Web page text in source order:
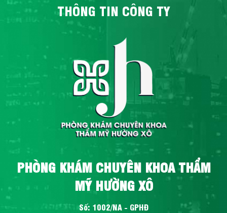
THÔNG TIN CÔNG TY
PHÒNG KHÁM CHUYÊN KHOA THẨM
MỸ HƯỜNG XÔ
Số: 1002/NA - GPHĐ